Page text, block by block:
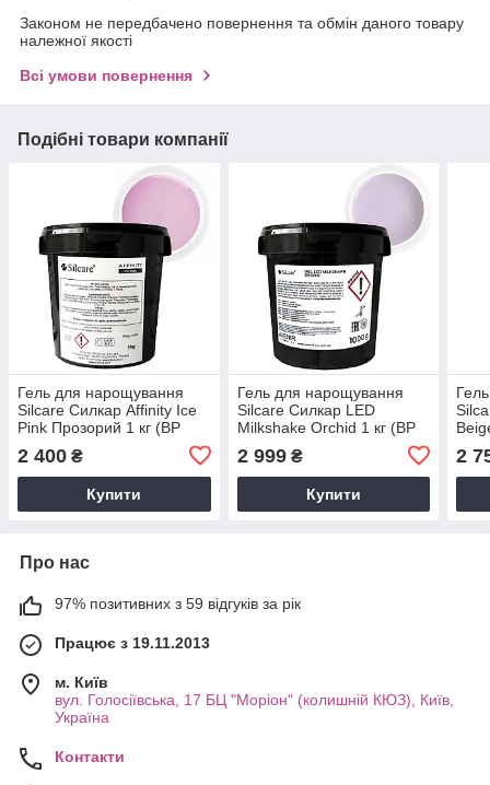
Законом не передбачено повернення та обмін даного товару
належної якості
Всі умови повернення
Подібні товари компанії
Гель для нарощування
Silcare Силкар Affinity Ice
Pink Прозорий 1 кг (BP
2 400 ₴
Купити
Гель для нарощування
Silcare Силкар LED
Milkshake Orchid 1 кг (BP
2 999₴
Купити
2
Про нас
97% позитивних з 59 відгуків за рік
Працює з 19.11.2013
м. Київ
вул. Голосіївська, 17 БЦ "Моріон" (колишній КЮЗ), Київ,
Україна
Контакти